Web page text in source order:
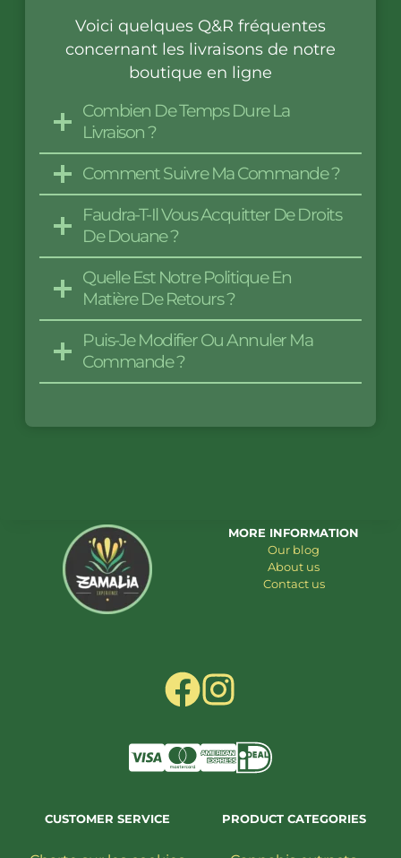
Voici quelques Q&R fréquentes
concernant les livraisons de notre
boutique en ligne
Combien De Temps Dure La
Livraison ?
Comment Suivre Ma Commande ?
Faudra-T-Il Vous Acquitter De Droits
De Douane ?
Quelle Est Notre Politique En
Matière De Retours ?
Puis-Je Modifier Ou Annuler Ma
Commande ?
MORE INFORMATION
Our blog
About us
Contact us
CUSTOMER SERVICE PRODUCT CATEGORIES